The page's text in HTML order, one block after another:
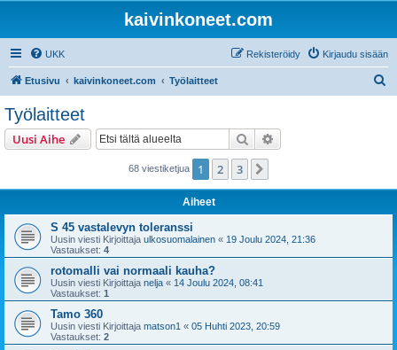
kaivinkoneet.com
UKK Kirjaudu sisään
Rekisteröidy
Etusivu kaivinkoneet.com Työlaitteet
Työlaitteet
Uusi Aihe Etsi
68 viestiketjua 1 2 3
Aiheet
S 45 vastalevyn toleranssi
Uusin viesti Kirjoittaja ulkosuomalainen « 19 Joulu 2024, 21:36
Vastaukset: 4
rotomalli vai normaali kauha?
Uusin viesti Kirjoittaja nelja « 14 Joulu 2024, 08:41
Vastaukset: 1
Tamo 360
Uusin viesti Kirjoittaja matson1 « 05 Huhti 2023, 20:59
Vastaukset: 2